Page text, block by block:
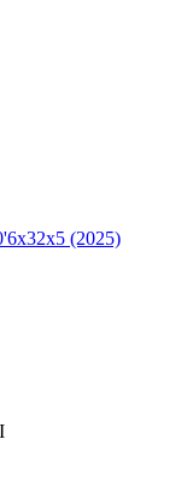
(2025)